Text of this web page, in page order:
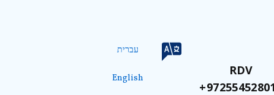
RDV
עברית
English